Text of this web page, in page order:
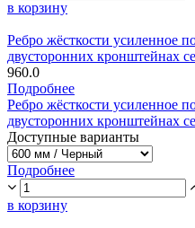
в корзину
Ребро жёсткости усиленное
двусторонних кронштейнах
960.0
Подробнее
Ребро жёсткости усиленное
двусторонних кронштейнах
Доступные варианты
Подробнее
в корзину